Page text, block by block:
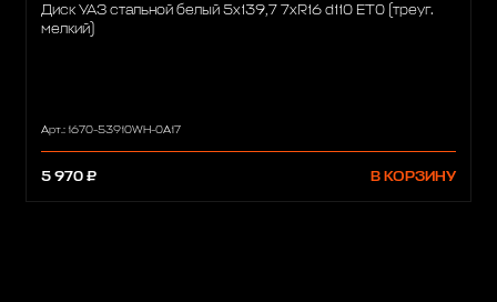
Диск УАЗ стальной белый 5x139,7 7xR16 d110 ET0 (треуг.
мелкий)
Арт.: 1670-53910WH-0A17
5 970 ₽ В КОРЗИНУ